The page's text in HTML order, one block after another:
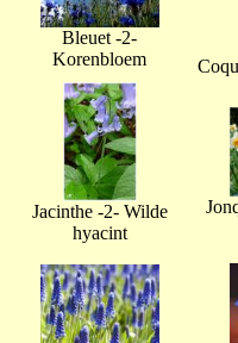
Bleuet -2-
Korenbloem
Jacinthe -2- Wilde
hyacint